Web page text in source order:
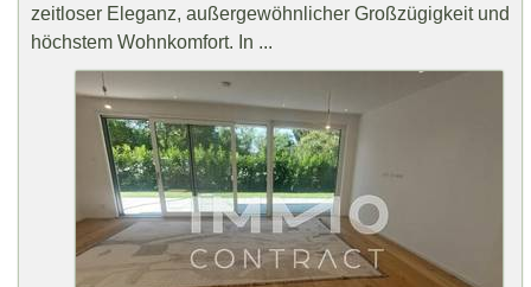
zeitloser Eleganz, außergewöhnlicher Großzügigkeit und
höchstem Wohnkomfort. In ...